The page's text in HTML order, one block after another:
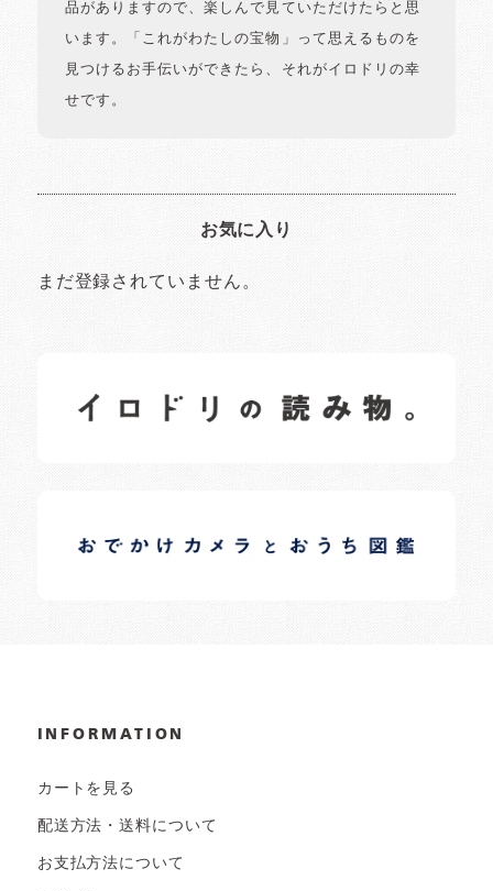
品がありますので、楽しんで見ていただけたらと思
います。「これがわたしの宝物」って思えるものを
見つけるお手伝いができたら、それがイロドリの幸
せです。
お気に入り
まだ登録されていません。
日常の様子など随時更新中です。
日常の様子など随時更新中です。
INFORMATION
カートを見る
配送方法・送料について
お支払方法について